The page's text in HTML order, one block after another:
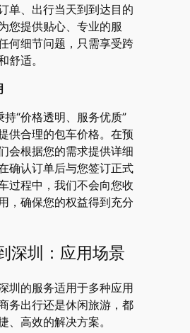
单、出行当天到到达目的
您提供贴心、专业的服
何细节问题，只需享受跨
舒适。
“价格透明、服务优质”
供合理的包车价格。在预
会根据您的需求提供详细
确认订单后与您签订正式
过程中，我们不会向您收
，确保您的权益得到充分
深圳：应用场景
圳的服务适用于多种应用
务出行还是休闲旅游，都
、高效的解决方案。